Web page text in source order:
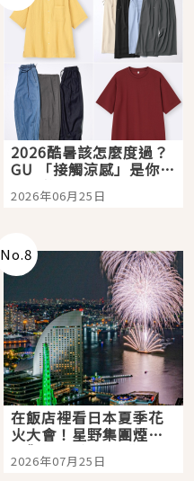
2026酷暑該怎麼度過？
GU 「接觸涼感」是你的
夏日救星
2026年06月25日
No.8
在飯店裡看日本夏季花
火大會！星野集團煙火
景觀飯店6選，讓你不用
人擠人悠閒欣賞
2026年07月25日